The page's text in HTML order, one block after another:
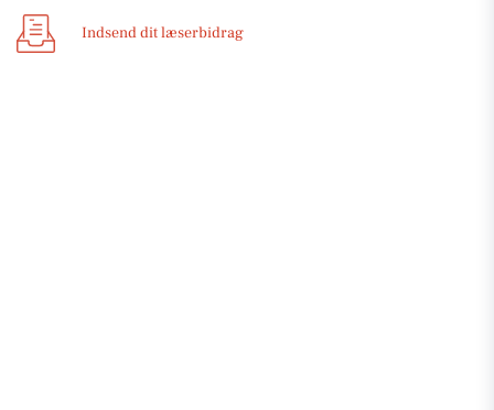
Indsend dit læserbidrag